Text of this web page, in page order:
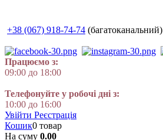
+38 (067) 918-74-74 (багатоканальний)
Працюємо з:
09:00 до 18:00
Телефонуйте у робочі дні з:
10:00 до 16:00
Увійти Реєстрація
Кошик0 товар
На суму 0.00